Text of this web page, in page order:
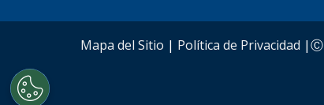
Mapa del Sitio | Política de Privacidad |Ⓒ